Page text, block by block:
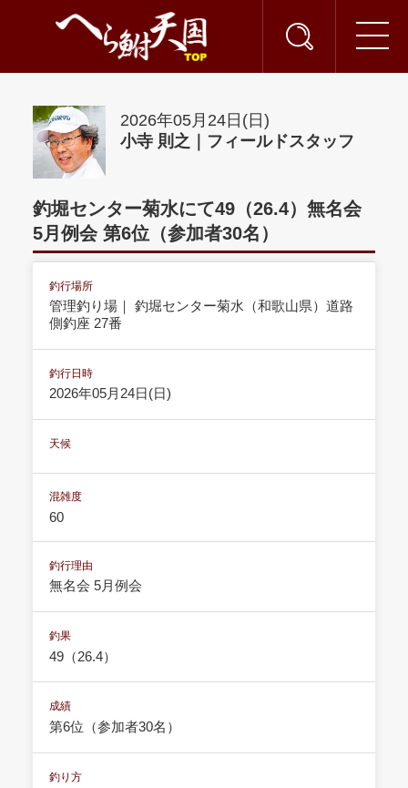
2026年05月24日(日)
小寺 則之｜フィールドスタッフ
釣堀センター菊水にて49（26.4）無名会
5月例会 第6位（参加者30名）
釣行場所
管理釣り場｜ 釣堀センター菊水（和歌山県）道路
側釣座 27番
釣行日時
2026年05月24日(日)
天候
混雑度
60
釣行理由
無名会 5月例会
釣果
49（26.4）
成績
第6位（参加者30名）
釣り方